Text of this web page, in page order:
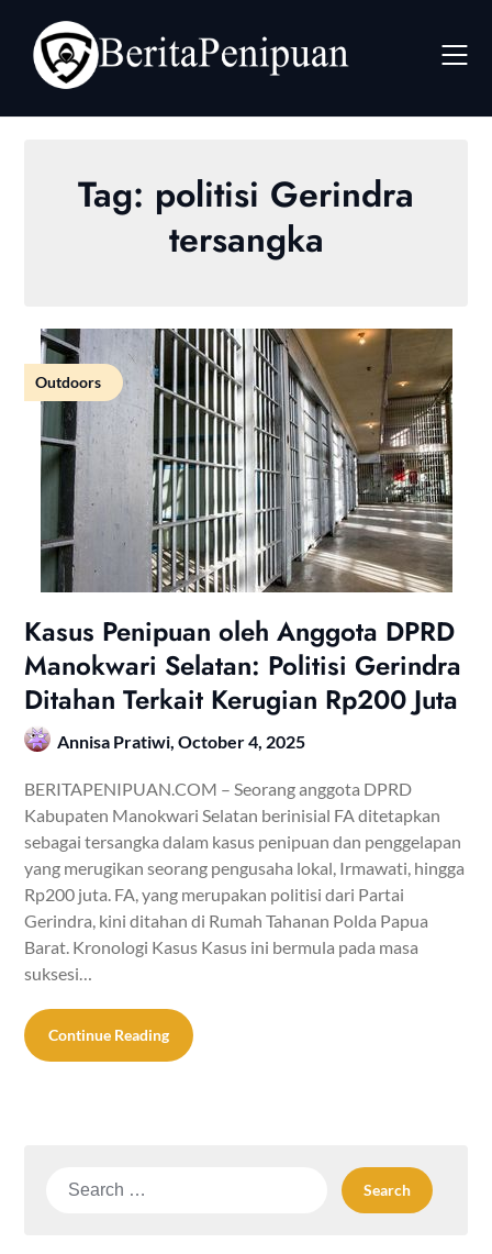
content
Tag: politisi Gerindra
tersangka
Outdoors
Kasus Penipuan oleh Anggota DPRD
Manokwari Selatan: Politisi Gerindra
Ditahan Terkait Kerugian Rp200 Juta
Annisa Pratiwi,October 4, 2025
BERITAPENIPUAN.COM – Seorang anggota DPRD
Kabupaten Manokwari Selatan berinisial FA ditetapkan
sebagai tersangka dalam kasus penipuan dan penggelapan
yang merugikan seorang pengusaha lokal, Irmawati, hingga
Rp200 juta. FA, yang merupakan politisi dari Partai
Gerindra, kini ditahan di Rumah Tahanan Polda Papua
Barat. Kronologi Kasus Kasus ini bermula pada masa
suksesi…
Continue Reading
Search